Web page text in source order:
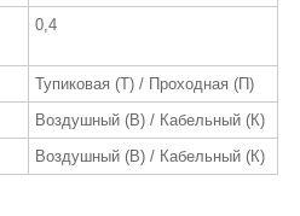
0,4
Тупиковая (Т) / Проходная (П)
Воздушный (В) / Кабельный (К)
Воздушный (В) / Кабельный (К)